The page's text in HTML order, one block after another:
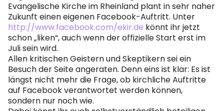
Evangelische Kirche im Rheinland plant in sehr naher
Zukunft einen eigenen Facebook-Auftritt. Unter
http://www.facebook.com/ekir.de könnt ihr jetzt
schon „liken“, auch wenn der offizielle Start erst im
Juli sein wird.
Allen kritischen Geistern und Skeptikern sei ein
Besuch der Seite angeraten. Denn eins ist klar: Es ist
längst nicht mehr die Frage, ob kirchliche Auftritte
auf Facebook verantwortet werden können,
sondern nur noch wie.